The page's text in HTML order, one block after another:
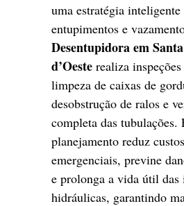
uma estratégia
entupimentos e
Desentupidora em
d’Oeste realiza
limpeza de caixas de
desobstrução de ralos e
completa das tubulações.
planejamento reduz
emergenciais, previne
e prolonga a vida útil das
hidráulicas, garantindo